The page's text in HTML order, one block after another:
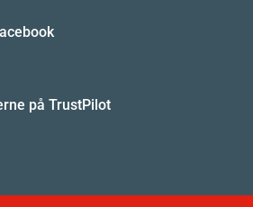
på TrustPilot